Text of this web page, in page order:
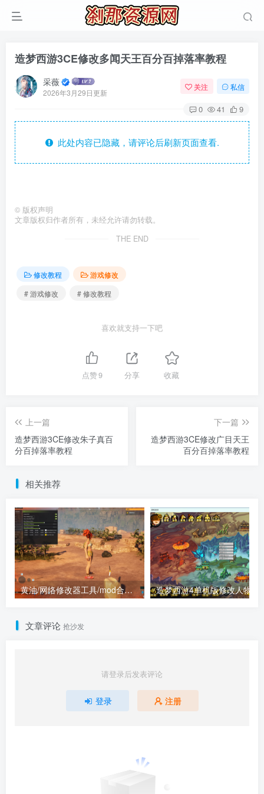
造梦西游3CE修改多闻天王百分百掉落率教程
采薇
2026年3月29日更新
关注 私信
0 41 9
此处内容已隐藏，请评论后刷新页面查看.
© 版权声明
文章版权归作者所有，未经允许请勿转载。
THE END
修改教程
游戏修改
# 游戏修改
# 修改教程
喜欢就支持一下吧
点赞9 分享 收藏
上一篇
造梦西游3CE修改朱子真百
分百掉落率教程
下一篇
造梦西游3CE修改广目天王
百分百掉落率教程
相关推荐
黄油/网络修改器工具/mod合集（点进来查看）
文章评论 抢沙发
请登录后发表评论
登录 注册